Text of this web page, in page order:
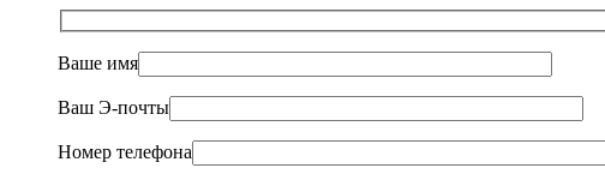
Ваше имя
Ваш Э-почты
Номер телефона